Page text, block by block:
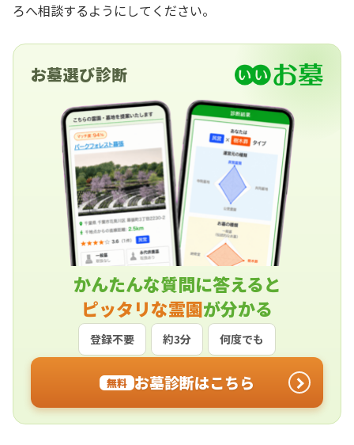
ろへ相談するようにしてください。
お墓選び診断
かんたんな質問に答えると
ピッタリな霊園が分かる
登録不要 約3分 何度でも
無料 お墓診断はこちら